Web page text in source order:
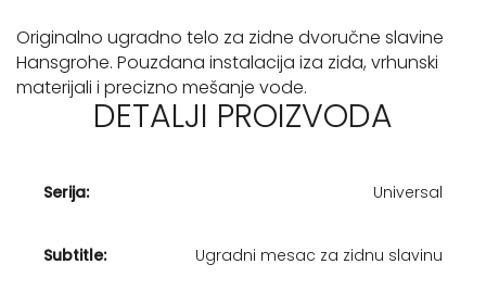
Originalno ugradno telo za zidne dvoručne slavine
Hansgrohe. Pouzdana instalacija iza zida, vrhunski
materijali i precizno mešanje vode.
DETALJI PROIZVODA
Serija: Universal
Subtitle: Ugradni mesac za zidnu slavinu